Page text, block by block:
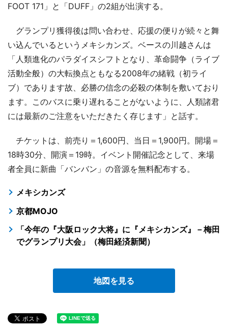
FOOT 171」と「DUFF」の2組が出演する。
グランプリ獲得後は問い合わせ、応援の便りが続々と舞
い込んでいるというメキシカンズ。ベースの川越さんは
「人類進化のパラダイスシフトとなり、革命闘争（ライブ
活動全般）の大転換点ともなる2008年の緒戦（初ライ
ブ）であります故、必勝の信念の必殺の体制を敷いており
ます。このバスに乗り遅れることがないように、人類諸君
には最新のご注意をいただきたく存じます」と話す。
チケットは、前売り＝1,600円、当日＝1,900円。開場＝
18時30分、開演＝19時。イベント開催記念として、来場
者全員に新曲「バンバン」の音源を無料配布する。
メキシカンズ
京都MOJO
「今年の『大阪ロック大将』に『メキシカンズ』－梅田
でグランプリ大会」（梅田経済新聞）
地図を見る